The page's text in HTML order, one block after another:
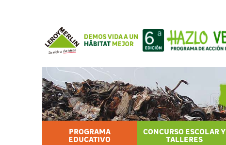
PROGRAMA
EDUCATIVO
CONCURSO ESCOLAR Y
TALLERES